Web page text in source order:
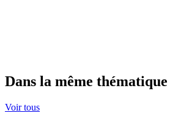
Dans la même thématique
Voir tous